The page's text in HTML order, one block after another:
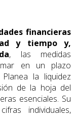
financieras
y tiempo y,
, las medidas
en un plazo
la liquidez
de la hoja del
esenciales. Su
individuales,